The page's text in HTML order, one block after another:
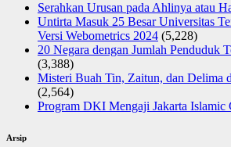
Serahkan Urusan pada Ahlinya atau
Untirta Masuk 25 Besar Universitas
Versi Webometrics 2024 (5,228)
20 Negara dengan Jumlah Penduduk
(3,388)
Misteri Buah Tin, Zaitun, dan Delima
(2,564)
Program DKI Mengaji Jakarta Islamic
Arsip